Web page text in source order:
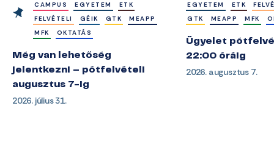
CAMPUS
EGYETEM
ETK
FELVÉTELI
GÉIK GTK
MEAPP
MFK
OKTATÁS
Még van lehetőség
jelentkezni – pótfelvételi
augusztus 7-ig
2026. július 31.
EGYETEM
ETK
GTK
MEAPP MFK
Ügyelet
22:00 óráig
2026. augusztus 7.